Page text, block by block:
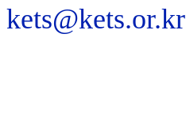
kets@kets.or.kr